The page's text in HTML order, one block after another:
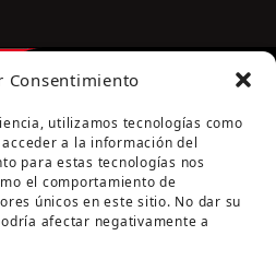
Consentimiento
utilizamos tecnologías como
a la información del
para estas tecnologías nos
el comportamiento de
únicos en este sitio. No dar su
afectar negativamente a
la Diputación de Córdoba